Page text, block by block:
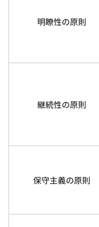
明瞭性の原則
継続性の原則
保守主義の原則